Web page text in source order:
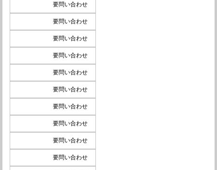
要問い合わせ
要問い合わせ
要問い合わせ
要問い合わせ
要問い合わせ
要問い合わせ
要問い合わせ
要問い合わせ
要問い合わせ
要問い合わせ